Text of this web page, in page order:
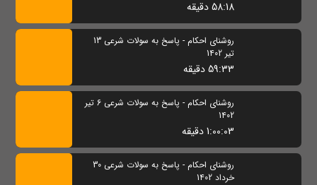
58:18 دقیقه
روشنای احکام - پاسخ به سولات شرعی 13
تیر 1402
59:33 دقیقه
روشنای احکام - پاسخ به سولات شرعی 6 تیر
1402
1:00:03 دقیقه
روشنای احکام - پاسخ به سولات شرعی 30
خرداد 1402